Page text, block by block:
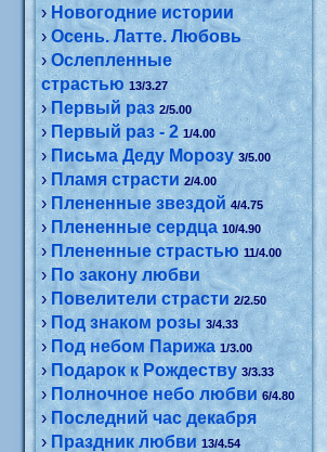
›Новогодние истории
›Осень. Латте. Любовь
›Ослепленные
страстью 13/3.27
›Первый раз 2/5.00
›Первый раз - 2 1/4.00
›Письма Деду Морозу 3/5.00
› Пламя страсти 2/4.00
›Плененные звездой 4/4.75
›Плененные сердца 10/4.90
› Плененные страстью 11/4.00
›По закону любви
›Повелители страсти 2/2.50
› Под знаком розы 3/4.33
›Под небом Парижа 1/3.00
› Подарок к Рождеству 3/3.33
›Полночное небо любви 6/4.80
›Последний час декабря
›Праздник любви 13/4.54